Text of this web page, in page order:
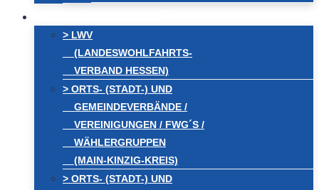
> LWV
(LANDESWOHLFAHRTS-
VERBAND HESSEN)
> ORTS- (STADT-) UND
GEMEINDEVERBÄNDE /
VEREINIGUNGEN / FWG´S /
WÄHLERGRUPPEN
(MAIN-KINZIG-KREIS)
> ORTS- (STADT-) UND